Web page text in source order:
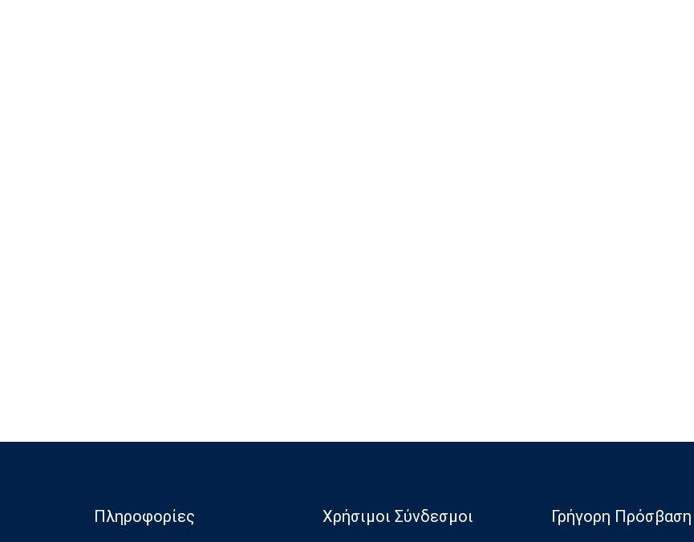
Πληροφορίες Χρήσιμοι Σύνδεσμοι Γρήγορη Πρόσβαση